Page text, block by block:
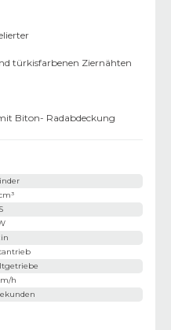
türkisfarbenen Ziernähten
Biton- Radabdeckung
h